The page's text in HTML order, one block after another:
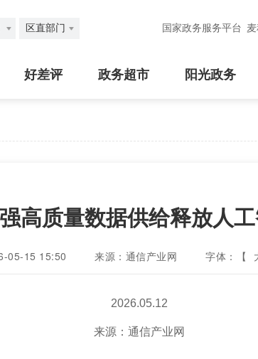
区直部门 国家政务服务平台
好差评 政务超市 阳光政务
高质量数据供给释放人
05-15 15:50 来源：通信产业网 字体：【
2026.05.12
来源：通信产业网